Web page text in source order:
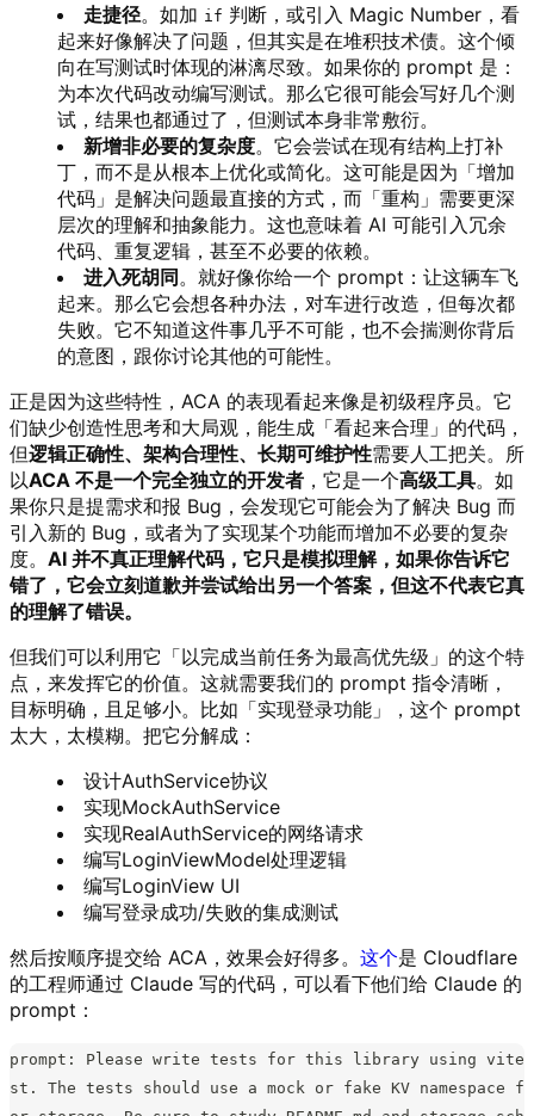
走捷径。如加 if 判断，或引入 Magic Number，看
起来好像解决了问题，但其实是在堆积技术债。这个倾
向在写测试时体现的淋漓尽致。如果你的 prompt 是：
为本次代码改动编写测试。那么它很可能会写好几个测
试，结果也都通过了，但测试本身非常敷衍。
新增非必要的复杂度。它会尝试在现有结构上打补
丁，而不是从根本上优化或简化。这可能是因为「增加
代码」是解决问题最直接的方式，而「重构」需要更深
层次的理解和抽象能力。这也意味着 AI 可能引入冗余
代码、重复逻辑，甚至不必要的依赖。
进入死胡同。就好像你给一个 prompt：让这辆车飞
起来。那么它会想各种办法，对车进行改造，但每次都
失败。它不知道这件事几乎不可能，也不会揣测你背后
的意图，跟你讨论其他的可能性。
正是因为这些特性，ACA 的表现看起来像是初级程序员。它
们缺少创造性思考和大局观，能生成「看起来合理」的代码，
但逻辑正确性、架构合理性、长期可维护性需要人工把关。所
以ACA 不是一个完全独立的开发者 ，它是一个高级工具。如
果你只是提需求和报 Bug，会发现它可能会为了解决 Bug 而
引入新的 Bug，或者为了实现某个功能而增加不必要的复杂
度。 AI 并不真正理解代码，它只是模拟理解，如果你告诉它
错了，它会立刻道歉并尝试给出另一个答案，但这不代表它真
的理解了错误。
但我们可以利用它「以完成当前任务为最高优先级」的这个特
点，来发挥它的价值。这就需要我们的 prompt 指令清晰，
目标明确，且足够小。比如「实现登录功能」，这个 prompt
太大，太模糊。把它分解成：
设计AuthService协议
实现MockAuthService
实现RealAuthService的网络请求
编写LoginViewModel处理逻辑
编写LoginView UI
编写登录成功/失败的集成测试
然后按顺序提交给 ACA，效果会好得多。 这个是 Cloudflare
的工程师通过 Claude 写的代码，可以看下他们给 Claude 的
prompt：
prompt: Please write tests for this library using vite
st. The tests should use a mock or fake KV namespace f